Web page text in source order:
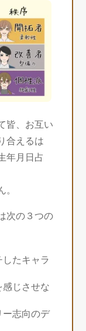
皆、お互い
合えるは
年月日占
次の３つの
たキャラ
感じさせな
ー志向のデ